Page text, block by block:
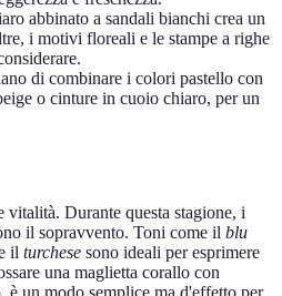
abbinato a sandali bianchi crea un
i motivi floreali e le stampe a righe
di combinare i colori pastello con
o cinture in cuoio chiaro, per un
vitalità. Durante questa stagione, i
il sopravvento. Toni come il blu
il turchese sono ideali per esprimere
una maglietta corallo con
è un modo semplice ma d'effetto per